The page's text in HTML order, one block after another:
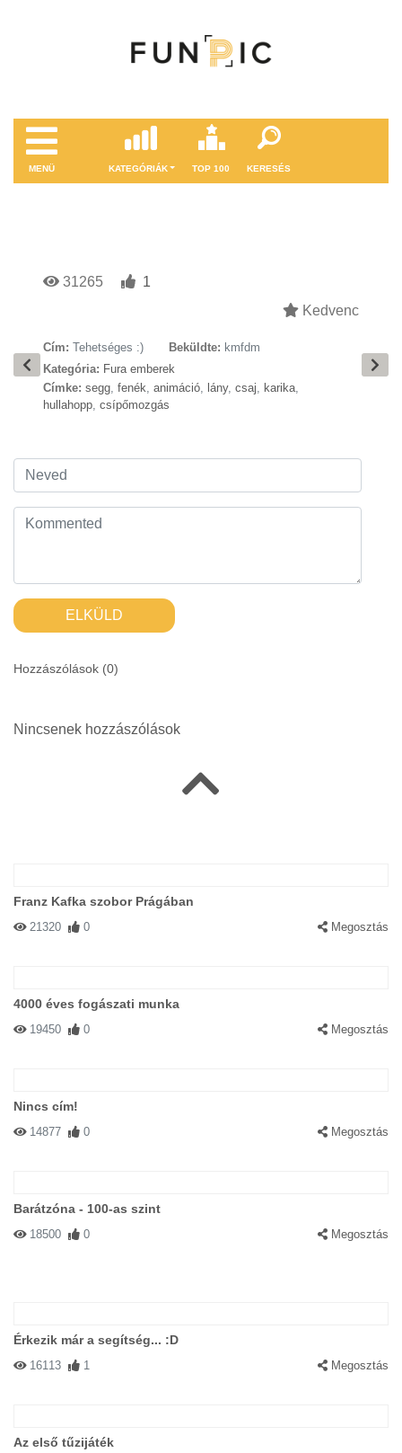
MENÜ KATEGÓRIÁK TOP 100 KERESÉS
31265
1
Kedvenc
Cím: Tehetséges :) Beküldte: kmfdm
Kategória: Fura emberek
Címke: segg, fenék, animáció, lány, csaj, karika,
hullahopp, csípőmozgás
ELKÜLD
Hozzászólások (0)
Nincsenek hozzászólások
Franz Kafka szobor Prágában
21320 0 Megosztás
4000 éves fogászati munka
19450 0 Megosztás
Nincs cím!
14877 0 Megosztás
Barátzóna - 100-as szint
18500 0 Megosztás
Érkezik már a segítség... :D
16113 1 Megosztás
Az első tűzijáték